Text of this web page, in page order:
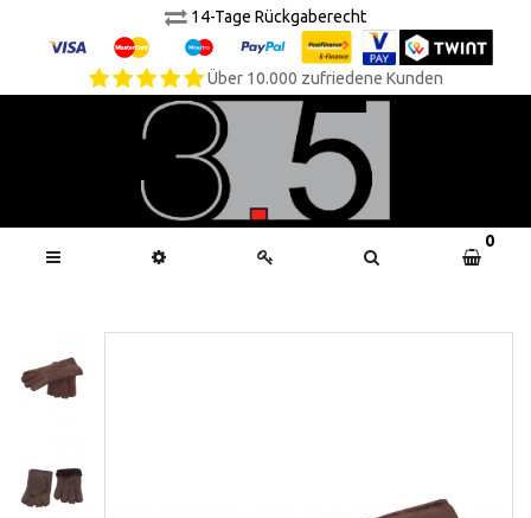
14-Tage Rückgaberecht
Über 10.000 zufriedene Kunden
0